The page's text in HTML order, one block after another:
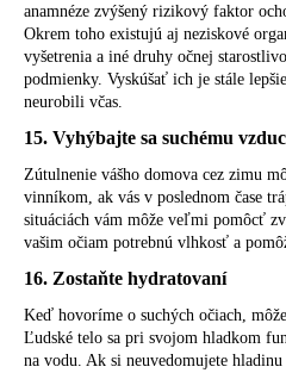
anamnéze zvýšený rizikový faktor
Okrem toho existujú aj neziskové
vyšetrenia a iné druhy očnej
podmienky. Vyskúšať ich je stále
neurobili včas.
15. Vyhýbajte sa suchému
Zútulnenie vášho domova cez zimu
vinníkom, ak vás v poslednom čase
situáciách vám môže veľmi pomôcť
vašim očiam potrebnú vlhkosť a
16. Zostaňte hydratovaní
Keď hovoríme o suchých očiach,
Ľudské telo sa pri svojom hladkom
na vodu. Ak si neuvedomujete